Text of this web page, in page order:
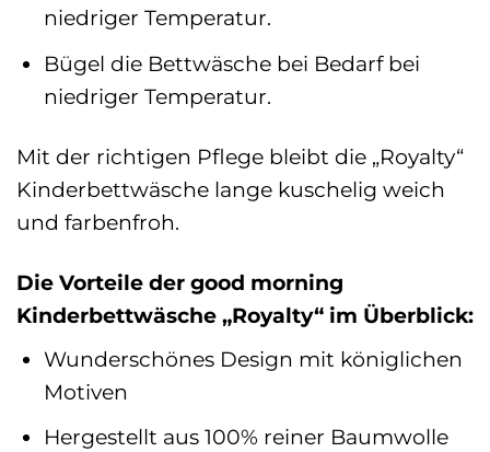
niedriger Temperatur.
Bügel die Bettwäsche bei Bedarf bei
niedriger Temperatur.
Mit der richtigen Pflege bleibt die „Royalty“
Kinderbettwäsche lange kuschelig weich
und farbenfroh.
Die Vorteile der good morning
Kinderbettwäsche „Royalty“ im Überblick:
Wunderschönes Design mit königlichen
Motiven
Hergestellt aus 100% reiner Baumwolle